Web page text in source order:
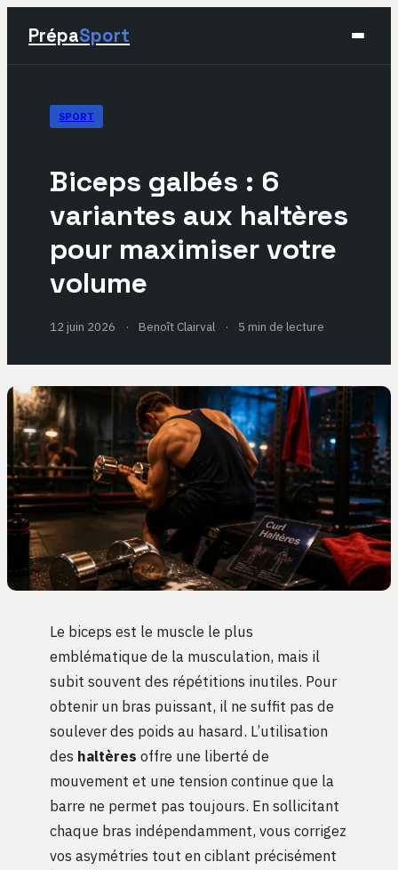
PrépaSport
Sport
Développement Personnel
Lifestyle
SPORT
Biceps galbés : 6
variantes aux haltères
pour maximiser votre
volume
12 juin 2026 · Benoît Clairval · 5 min de lecture
Le biceps est le muscle le plus
emblématique de la musculation, mais il
subit souvent des répétitions inutiles. Pour
obtenir un bras puissant, il ne suffit pas de
soulever des poids au hasard. L’utilisation
des haltères offre une liberté de
mouvement et une tension continue que la
barre ne permet pas toujours. En sollicitant
chaque bras indépendamment, vous corrigez
vos asymétries tout en ciblant précisément